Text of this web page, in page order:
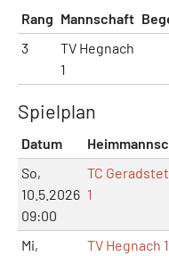
Rang Mannschaft
3
TV Hegnach
1
Spielplan
Datum
So,
10.5.2026
09:00
TC
1
Mi,
TV Hegnach 1